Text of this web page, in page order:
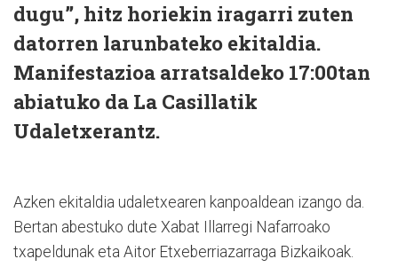
dugu”, hitz horiekin iragarri zuten
datorren larunbateko ekitaldia.
Manifestazioa arratsaldeko 17:00tan
abiatuko da La Casillatik
Udaletxerantz.
Azken ekitaldia udaletxearen kanpoaldean izango da.
Bertan abestuko dute Xabat Illarregi Nafarroako
txapeldunak eta Aitor Etxeberriazarraga Bizkaikoak.